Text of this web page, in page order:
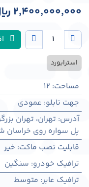
2,400,000,000
استرابورد
مساحت:
12
جهت تابلو: عمودی
آدرس: تهران، تهران
پل سواره روی خراسان
قابلیت نصب ماکت: خیر
ترافیک خودرو: سنگین
ترافیک عابر: متوسط